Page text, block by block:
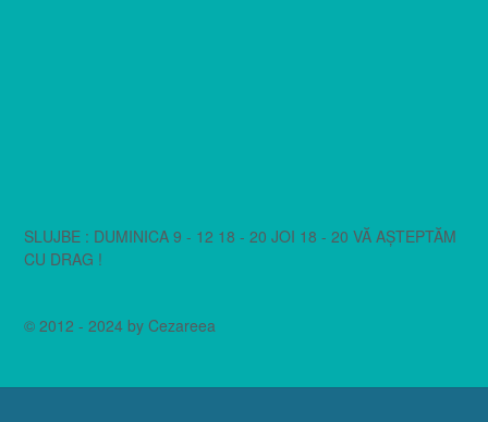
SLUJBE : DUMINICA 9 - 12 18 - 20 JOI 18 - 20 VĂ AȘTEPTĂM
CU DRAG !
© 2012 - 2024 by Cezareea